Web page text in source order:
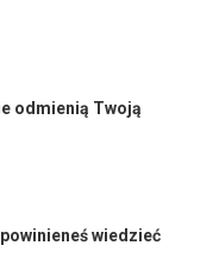
odmienią Twoją
wiedzieć